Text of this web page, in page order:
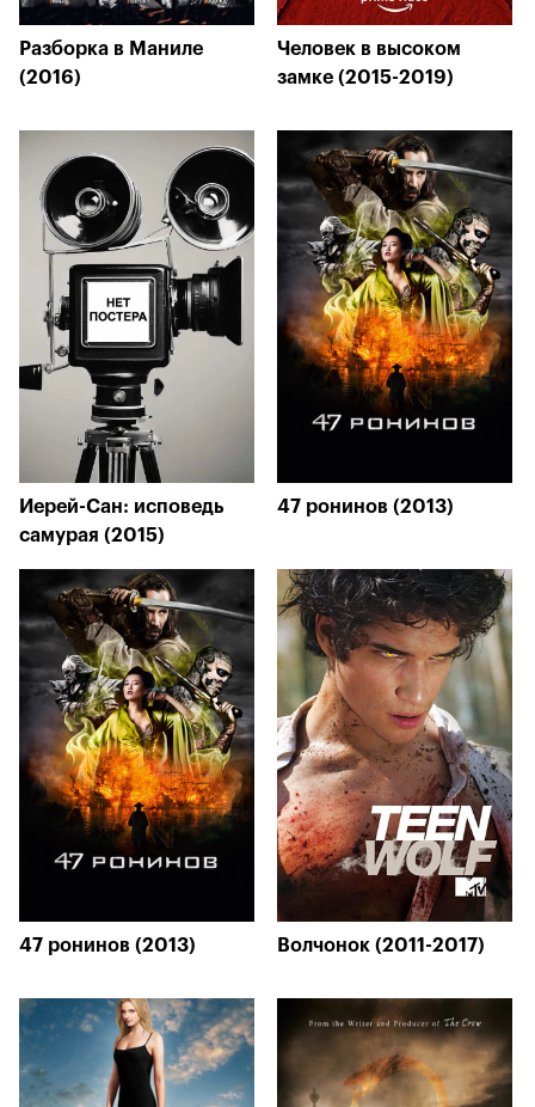
Разборка в Маниле
(2016)
Человек в высоком
замке (2015-2019)
Иерей-Сан: исповедь
самурая (2015)
47 ронинов (2013)
47 ронинов (2013) Волчонок (2011-2017)